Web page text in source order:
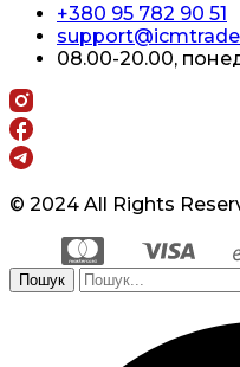
+380 95 782 90 51
08.00-20.00,
© 2024 All Rights
Пошук